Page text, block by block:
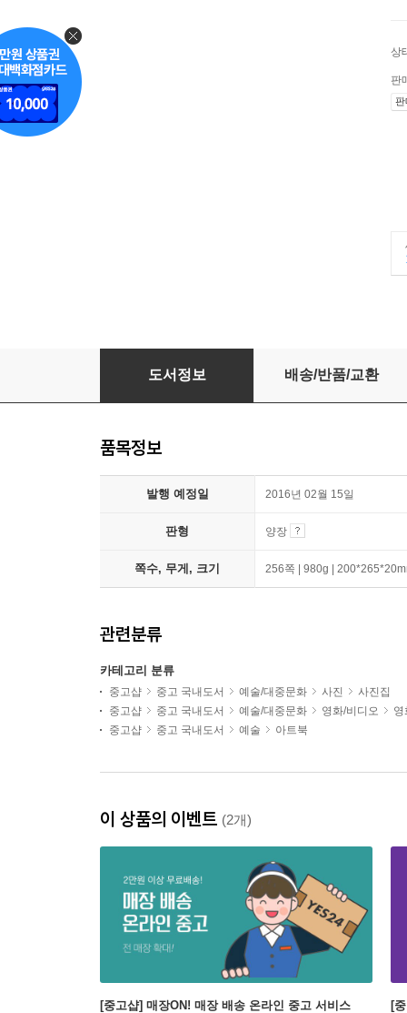
상
판
판
그랜드 부다페스트 호텔
도서정보 배송/반품/교환
품목정보
발행 예정일 2016년 02월 15일
판형 양장
쪽수, 무게, 크기 256쪽 | 980g |
관련분류
카테고리 분류
중고샵 중고 국내도서 예술/대중문화 사진
사진집
중고샵
중고 국내도서 예술/대중문화 영화/비디오
영
중고샵
중고 국내도서 예술 아트북
이 상품의 이벤트 (2개)
[중고샵] 매장ON! 매장 배송 온라인 중고 서비스 [